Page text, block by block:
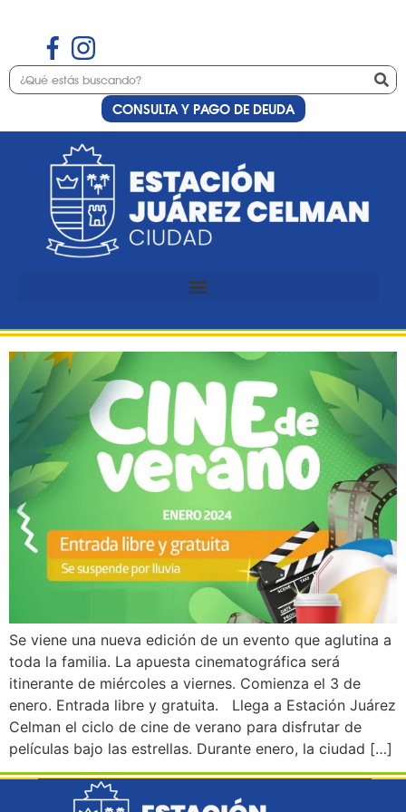
CONSULTA Y PAGO DE DEUDA
Etiqueta:Cine de
Verano
Cine de Verano en Estación
Se viene una nueva edición de un evento que aglutina a
toda la familia. La apuesta cinematográfica será
itinerante de miércoles a viernes. Comienza el 3 de
enero. Entrada libre y gratuita. Llega a Estación Juárez
Celman el ciclo de cine de verano para disfrutar de
películas bajo las estrellas. Durante enero, la ciudad […]